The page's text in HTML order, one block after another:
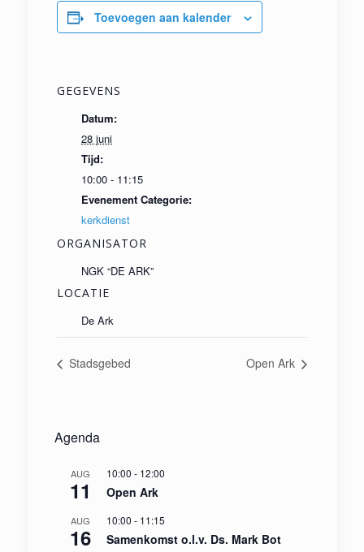
Toevoegen aan kalender
GEGEVENS
Datum:
28 juni
Tijd:
10:00 - 11:15
Evenement Categorie:
kerkdienst
LOCATIE
De Ark
ORGANISATOR
NGK “DE ARK”
Stadsgebed Open Ark
Agenda
AUG
11
10:00 - 12:00
Open Ark
AUG
16
10:00 - 11:15
Samenkomst o.l.v. Ds. Mark Bot